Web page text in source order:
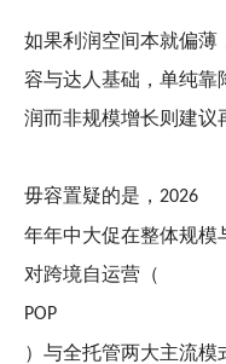
如果利润空间本就偏薄
容与达人基础，单纯靠
润而非规模增长则建议
毋容置疑的是， 2026
年年中大促在整体规模
对跨境自运营（
POP
）与全托管两大主流